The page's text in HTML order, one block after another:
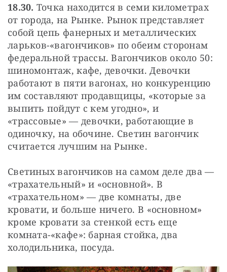
18.30. Точка находится в семи километрах
от города, на Рынке. Рынок представляет
собой цепь фанерных и металлических
ларьков-«вагончиков» по обеим сторонам
федеральной трассы. Вагончиков около 50:
шиномонтаж, кафе, девочки. Девочки
работают в пяти вагонах, но конкуренцию
им составляют продавщицы, «которые за
выпить пойдут с кем угодно», и
«трассовые» — девочки, работающие в
одиночку, на обочине. Светин вагончик
считается лучшим на Рынке.
Светиных вагончиков на самом деле два —
«трахательный» и «основной». В
«трахательном» — две комнаты, две
кровати, и больше ничего. В «основном»
кроме кровати за стенкой есть еще
комната-«кафе»: барная стойка, два
холодильника, посуда.